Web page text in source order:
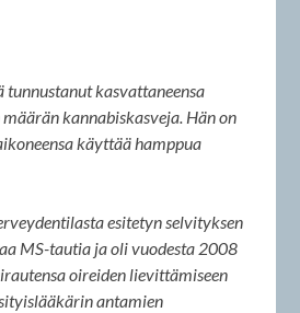
tunnustanut kasvattaneensa
kannabiskasveja. Hän on
käyttää hamppua
esitetyn selvityksen
MS-tautia ja oli vuodesta 2008
oireiden lievittämiseen
antamien